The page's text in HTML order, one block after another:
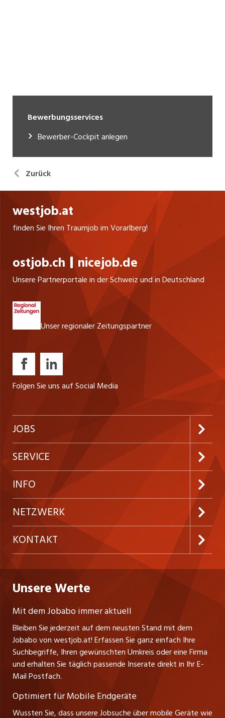
Bewerbungsservices
Bewerber-Cockpit anlegen
Zurück
westjob.at
finden Sie Ihren Traumjob im Vorarlberg!
ostjob.ch nicejob.de
Unsere Partnerportale in der Schweiz und in Deutschland
Unser regionaler Zeitungspartner
Folgen Sie uns auf Social Media
JOBS
Jobabo abonnieren
Neue Stellen
Festanstellungen
Temporäre Jobs
Praktika
Lehrstellen
Führungspositionen
Management / Kader-Jobs
SERVICE
Kundenlogin
Inserieren
Firmen
Personalvermittler
INFO
Preise und Leistungen
AGB
Datenschutzerklärung
Impressum
NETZWERK
ostjob.ch
jobzüri.ch
jobmittelland.ch
jobbern.ch
jobbasel.ch
zentraljob.ch
myjob.ch
KONTAKT
Gutenbergstrasse 1
A-6858 Schwarzach
Stefan Spötl
Tel. +43 664 39 47 47 7
Leiter westjob.at
Andrea Graf
Tel. +43 664 20 30 02 1
Verkauf und Beratung
Unsere Werte
Mit dem Jobabo immer aktuell
Bleiben Sie jederzeit auf dem neusten Stand mit dem
Jobabo von westjob.at! Erfassen Sie ganz einfach Ihre
Suchbegriffe, Ihren gewünschten Umkreis oder eine Firma
und erhalten Sie täglich passende Inserate direkt in Ihr E-
Mail Postfach.
Optimiert für Mobile Endgeräte
Wussten Sie, dass unsere Jobsuche über mobile Geräte wie